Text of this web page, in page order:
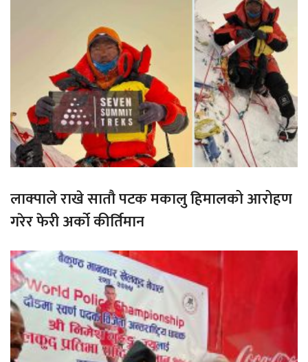
लाक्पाले राखे सातौ पटक मकालु हिमालको आरोहण
गरेर फेरी अर्को कीर्तिमान